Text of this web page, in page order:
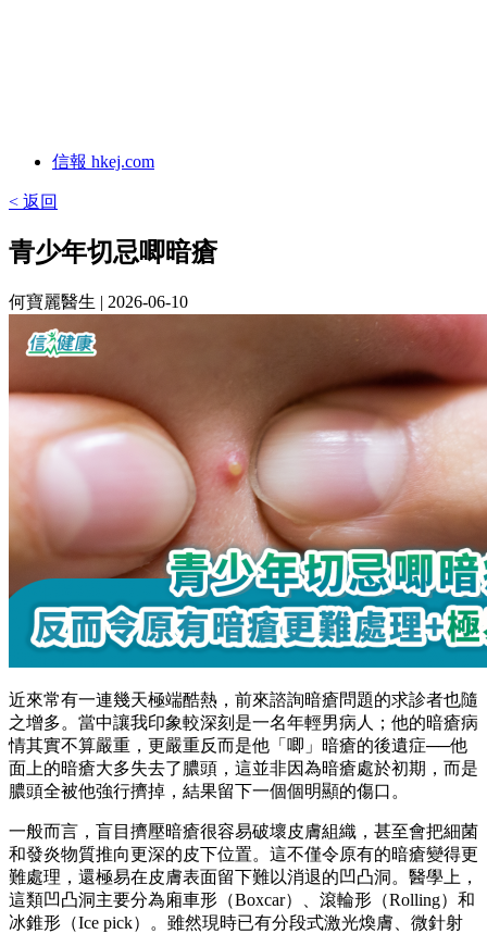
信報 hkej.com
< 返回
青少年切忌唧暗瘡
何寶麗醫生 | 2026-06-10
近來常有一連幾天極端酷熱，前來諮詢暗瘡問題的求診者也隨
之增多。當中讓我印象較深刻是一名年輕男病人；他的暗瘡病
情其實不算嚴重，更嚴重反而是他「唧」暗瘡的後遺症──他
面上的暗瘡大多失去了膿頭，這並非因為暗瘡處於初期，而是
膿頭全被他強行擠掉，結果留下一個個明顯的傷口。
一般而言，盲目擠壓暗瘡很容易破壞皮膚組織，甚至會把細菌
和發炎物質推向更深的皮下位置。這不僅令原有的暗瘡變得更
難處理，還極易在皮膚表面留下難以消退的凹凸洞。醫學上，
這類凹凸洞主要分為廂車形（Boxcar）、滾輪形（Rolling）和
冰錐形（Ice pick）。雖然現時已有分段式激光煥膚、微針射